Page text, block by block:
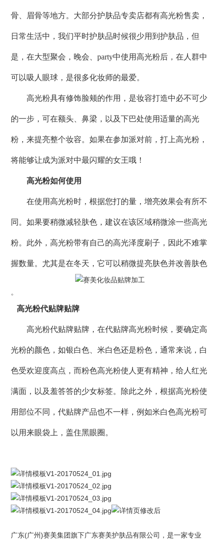
骨、眉骨等地方。大部分护肤品专卖店都有高光粉售卖，
日常生活中，我们平时护肤品时候很少用到护肤品，但
是，在大型聚会，晚会、party中使用高光粉后，在人群中
可以吸人眼球，是很多化妆师的最爱。
高光粉具有修饰脸颊的作用，是妆容打造中必不可少
的一步，可在额头、鼻梁，以及下巴处使用适量的高光
粉，来提亮整个妆容。如果在参加派对前，打上高光粉，
将能够让成为派对中最闪耀的女王哦！
高光粉如何使用
在使用高光粉时，根据您打的量，增亮效果会有所不
同。如果要稍微减轻肤色，建议在该区域稍微涂一些高光
粉。此外，高光粉带有自己的高光泽度刷子，因此不难掌
握数量。尤其是在冬天，它可以稍微提亮肤色并改善肤色
。
高光粉代贴牌贴牌
高光粉代贴牌贴牌，在代贴牌高光粉时候，要确定高
光粉的颜色，如银白色、米白色还是粉色，通常来说，白
色受欢迎度高点，而粉色高光粉使人更有精神，给人红光
满面，以及羞答答的少女标签。除此之外，根据高光粉使
用部位不同，代贴牌产品也不一样，例如米白色高光粉可
以用来眼袋上，盖住黑眼圈。
广东(广州)赛美集团旗下广东赛美护肤品有限公司 ，是一家专业